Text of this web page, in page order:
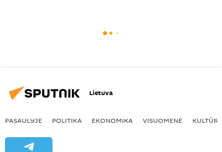
Lietuva
PASAULYJE POLITIKA EKONOMIKA VISUOMENĖ KULTŪRA